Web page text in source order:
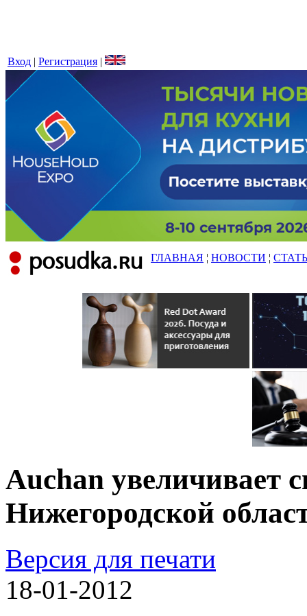
Вход | Регистрация |
ГЛАВНАЯ ¦ НОВОСТИ ¦
Auсhan увеличивает
Нижегородской
Версия для печати
18-01-2012